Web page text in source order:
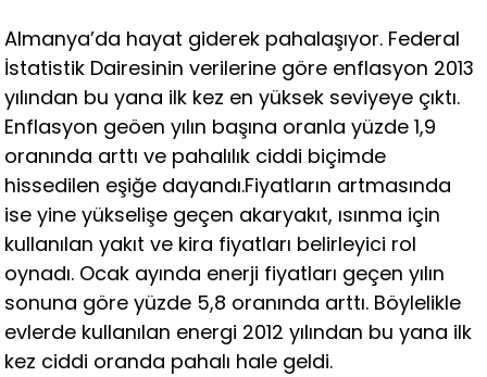
Almanya’da hayat giderek pahalaşıyor. Federal
İstatistik Dairesinin verilerine göre enflasyon 2013
yılından bu yana ilk kez en yüksek seviyeye çıktı.
Enflasyon geöen yılın başına oranla yüzde 1,9
oranında arttı ve pahalılık ciddi biçimde
hissedilen eşiğe dayandı.Fiyatların artmasında
ise yine yükselişe geçen akaryakıt, ısınma için
kullanılan yakıt ve kira fiyatları belirleyici rol
oynadı. Ocak ayında enerji fiyatları geçen yılın
sonuna göre yüzde 5,8 oranında arttı. Böylelikle
evlerde kullanılan energi 2012 yılından bu yana ilk
kez ciddi oranda pahalı hale geldi.